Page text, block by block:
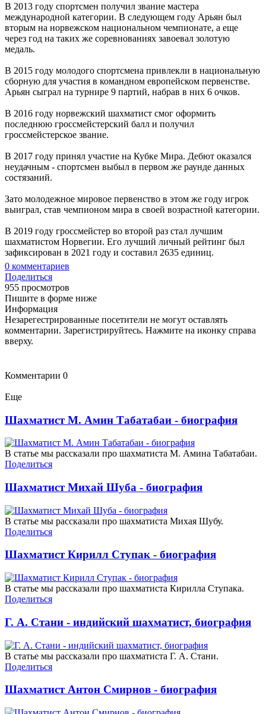
В 2013 году спортсмен получил звание мастера
международной категории. В следующем году Арьян был
вторым на норвежском национальном чемпионате, а еще
через год на таких же соревнованиях завоевал золотую
медаль.
В 2015 году молодого спортсмена привлекли в национальную
сборную для участия в командном европейском первенстве.
Арьян сыграл на турнире 9 партий, набрав в них 6 очков.
В 2016 году норвежский шахматист смог оформить
последнюю гроссмейстерский балл и получил
гроссмейстерское звание.
В 2017 году принял участие на Кубке Мира. Дебют оказался
неудачным - спортсмен выбыл в первом же раунде данных
состязаний.
Зато молодежное мировое первенство в этом же году игрок
выиграл, став чемпионом мира в своей возрастной категории.
В 2019 году гроссмейстер во второй раз стал лучшим
шахматистом Норвегии. Его лучший личный рейтинг был
зафиксирован в 2021 году и составил 2635 единиц.
0 комментариев
Поделиться
955 просмотров
Пишите в форме ниже
Информация
Незарегестрированные посетители не могут оставлять
комментарии. Зарегистрируйтесь. Нажмите на иконку справа
вверху.
Комментарии 0
Еще
Шахматист М. Амин Табатабаи - биография
В статье мы рассказали про шахматиста М. Амина Табатабаи.
Поделиться
Шахматист Михай Шуба - биография
В статье мы рассказали про шахматиста Михая Шубу.
Поделиться
Шахматист Кирилл Ступак - биография
В статье мы рассказали про шахматиста Кирилла Ступака.
Поделиться
Г. А. Стани - индийский шахматист, биография
В статье мы рассказали про шахматиста Г. А. Стани.
Поделиться
Шахматист Антон Смирнов - биография